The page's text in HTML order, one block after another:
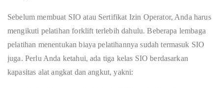
Sebelum membuat SIO atau Sertifikat Izin Operator, Anda harus
mengikuti pelatihan forklift terlebih dahulu. Beberapa lembaga
pelatihan menentukan biaya pelatihannya sudah termasuk SIO
juga. Perlu Anda ketahui, ada tiga kelas SIO berdasarkan
kapasitas alat angkat dan angkut, yakni: